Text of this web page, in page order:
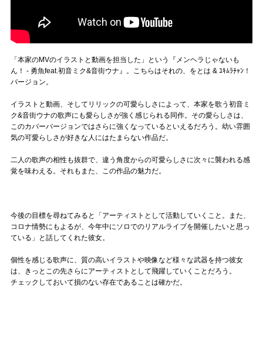
「本家のMVのイラストと動画を担当した」という『メンヘラじゃないも
ん！ - 勇魚feat.初音ミク&音街ウナ』。こちらはそれの、をとは & ﾕｷﾑﾗﾁｬﾝ！
バージョン。
イラストと動画、そしてリリックの可愛らしさによって、本家を歌う初音ミ
ク&音街ウナの歌声にも愛らしさが強く感じられる同作。その愛らしさは、
このカバーバージョンではさらに強くなっているといえるだろう。幼い雰囲
気の可愛らしさが好きな人にはたまらない作品だ。
二人の歌声の相性も抜群で、違う角度からの可愛らしさに次々に襲われる感
覚を味わえる。それもまた、この作品の魅力だ。
今後の目標を尋ねてみると「アーティストとして活動していくこと。また、
コロナ情勢にもよるが、今年中にソロでのリアルライブを開催したいと思っ
ている」と話してくれた彼女。
個性を感じる歌声に、質の高いイラストや映像など様々な武器を持つ彼女
は、きっとこの先さらにアーティストとして飛躍していくことだろう。
チェックしておいて損のない存在であることは確かだ。